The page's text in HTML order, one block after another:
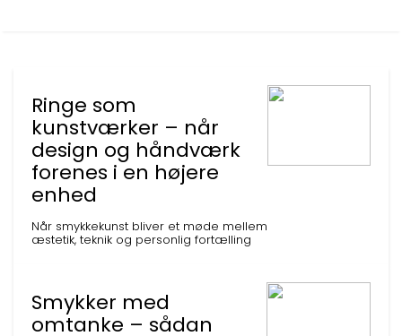
Ringe som
kunstværker – når
design og håndværk
forenes i en højere
enhed
Når smykkekunst bliver et møde mellem
æstetik, teknik og personlig fortælling
Smykker med
omtanke – sådan